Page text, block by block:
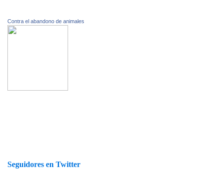
Contra el abandono de animales
Seguidores en Twitter